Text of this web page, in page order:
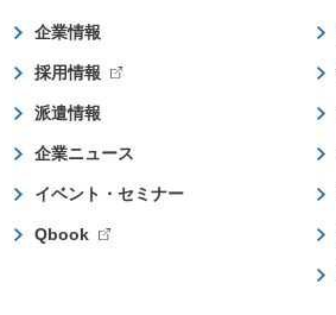
企業情報
採用情報
派遣情報
企業ニュース
イベント・セミナー
Qbook